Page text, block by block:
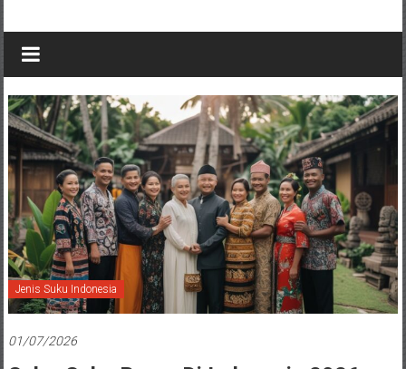
Jenis Suku Indonesia
01/07/2026